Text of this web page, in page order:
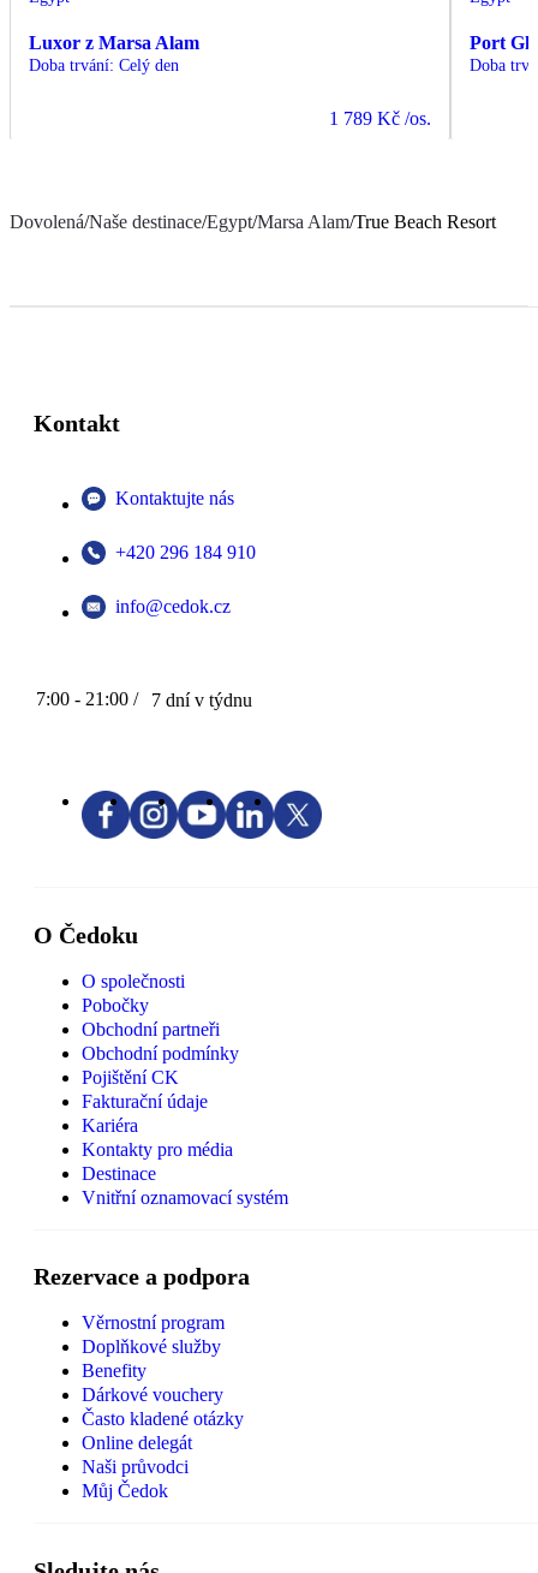
Luxor z Marsa Alam
Doba trvání: Celý den
1 789 Kč /os.
Port
Doba
Dovolená/Naše destinace/Egypt/Marsa Alam/True Beach Resort
Kontakt
Kontaktujte nás
+420 296 184 910
info@cedok.cz
7:00 - 21:00 / 7 dní v týdnu
O Čedoku
O společnosti
Pobočky
Obchodní partneři
Obchodní podmínky
Pojištění CK
Fakturační údaje
Kariéra
Kontakty pro média
Destinace
Vnitřní oznamovací systém
Rezervace a podpora
Věrnostní program
Doplňkové služby
Benefity
Dárkové vouchery
Často kladené otázky
Online delegát
Naši průvodci
Můj Čedok